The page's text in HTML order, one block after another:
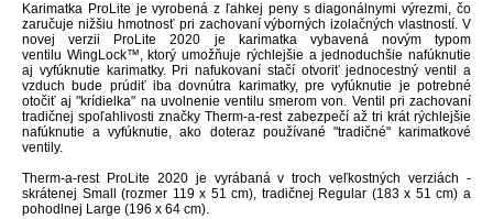
Karimatka ProLite je vyrobená z ľahkej peny s diagonálnymi výrezmi, čo
zaručuje nižšiu hmotnosť pri zachovaní výborných izolačných vlastností. V
novej verzii ProLite 2020 je karimatka vybavená novým typom
ventilu WingLock™, ktorý umožňuje rýchlejšie a jednoduchšie nafúknutie
aj vyfúknutie karimatky. Pri nafukovaní stačí otvoriť jednocestný ventil a
vzduch bude prúdiť iba dovnútra karimatky, pre vyfúknutie je potrebné
otočiť aj "krídielka" na uvolnenie ventilu smerom von. Ventil pri zachovaní
tradičnej spoľahlivosti značky Therm-a-rest zabezpečí až tri krát rýchlejšie
nafúknutie a vyfúknutie, ako doteraz používané "tradičné" karimatkové
ventily.
Therm-a-rest ProLite 2020 je vyrábaná v troch veľkostných verziách -
skrátenej Small (rozmer 119 x 51 cm), tradičnej Regular (183 x 51 cm) a
pohodlnej Large (196 x 64 cm).